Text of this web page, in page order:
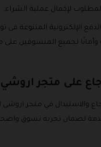
لإكمال عملية الشراء.
الإلكترونية المتنوعة في
وأمانًا لجميع المتسوقين على
على متجر اروشي
والاستبدال في متجر
لضمان تجربة تسوق